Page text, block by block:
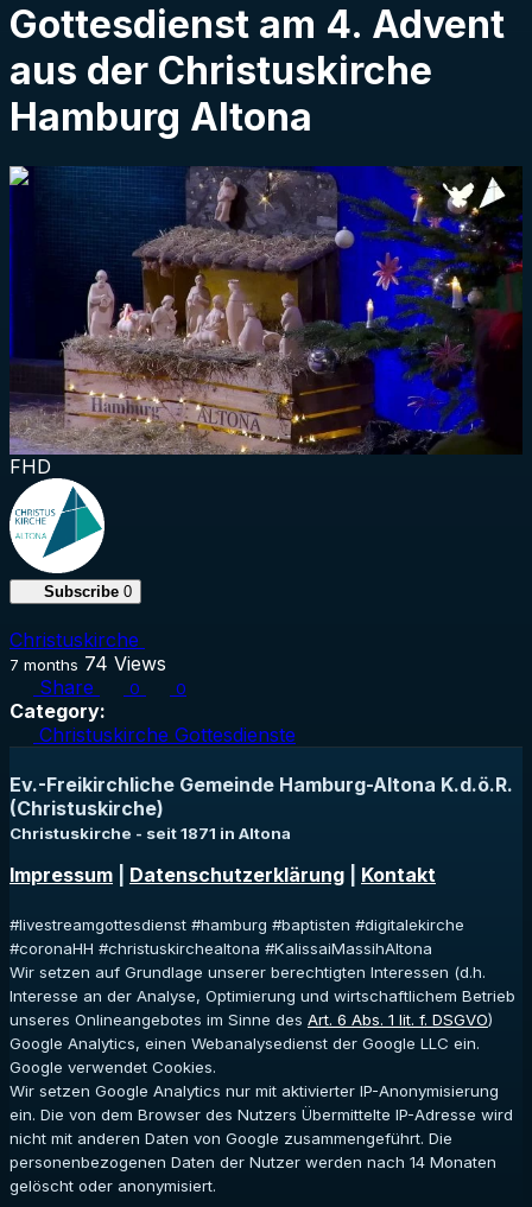
Gottesdienst am 4. Advent
aus der Christuskirche
Hamburg Altona
1:14:27
FHD
Subscribe 0
Christuskirche
7 months 74 Views
Share
0 0
Category:
Christuskirche Gottesdienste
Ev.-Freikirchliche Gemeinde Hamburg-Altona K.d.ö.R.
(Christuskirche)
Christuskirche - seit 1871 in Altona
Impressum Datenschutzerklärung Kontakt
#livestreamgottesdienst #hamburg #baptisten #digitalekirche
#coronaHH #christuskirchealtona #KalissaiMassihAltona
Wir setzen auf Grundlage unserer berechtigten Interessen (d.h.
Interesse an der Analyse, Optimierung und wirtschaftlichem Betrieb
unseres Onlineangebotes im Sinne des Art. 6 Abs. 1 lit. f. DSGVO)
Google Analytics, einen Webanalysedienst der Google LLC ein.
Google verwendet Cookies.
Wir setzen Google Analytics nur mit aktivierter IP-Anonymisierung
ein. Die von dem Browser des Nutzers Übermittelte IP-Adresse wird
nicht mit anderen Daten von Google zusammengeführt. Die
personenbezogenen Daten der Nutzer werden nach 14 Monaten
gelöscht oder anonymisiert.